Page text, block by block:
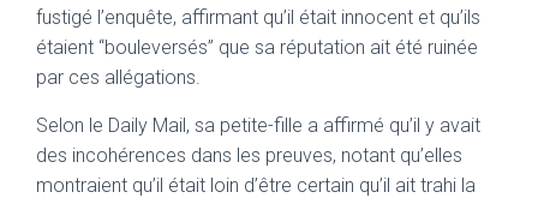
fustigé l’enquête, affirmant qu’il était innocent et qu’ils
étaient “bouleversés” que sa réputation ait été ruinée
par ces allégations.
Selon le Daily Mail, sa petite-fille a affirmé qu’il y avait
des incohérences dans les preuves, notant qu’elles
montraient qu’il était loin d’être certain qu’il ait trahi la